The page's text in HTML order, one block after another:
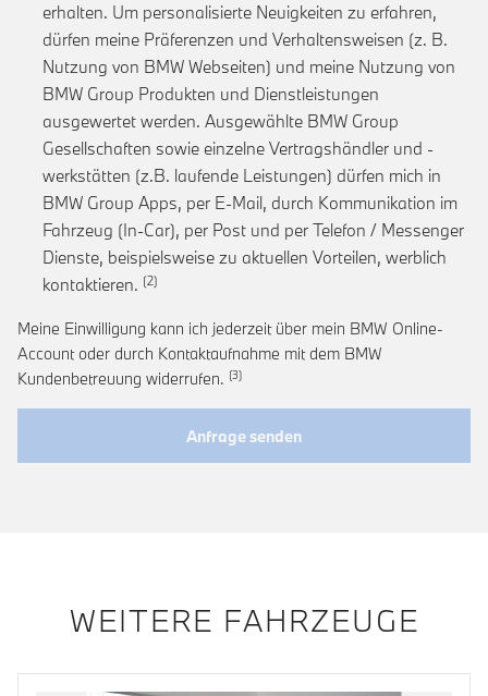
erhalten. Um personalisierte Neuigkeiten zu erfahren,
dürfen meine Präferenzen und Verhaltensweisen (z. B.
Nutzung von BMW Webseiten) und meine Nutzung von
BMW Group Produkten und Dienstleistungen
ausgewertet werden. Ausgewählte BMW Group
Gesellschaften sowie einzelne Vertragshändler und -
werkstätten (z.B. laufende Leistungen) dürfen mich in
BMW Group Apps, per E-Mail, durch Kommunikation im
Fahrzeug (In-Car), per Post und per Telefon / Messenger
Dienste, beispielsweise zu aktuellen Vorteilen, werblich
kontaktieren. Link zur Fußnote: Einwilligung zur
Meine Einwilligung kann ich jederzeit über mein BMW Online-
Account oder durch Kontaktaufnahme mit dem BMW
Kundenbetreuung widerrufen. Link zur Fußnote: Widerruf der
Anfrage senden
WEITERE FAHRZEUGE